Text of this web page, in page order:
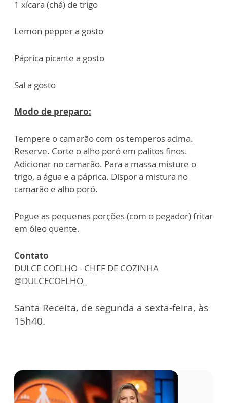
1 xícara (chá) de trigo
Lemon pepper a gosto
Páprica picante a gosto
Sal a gosto
Modo de preparo:
Tempere o camarão com os temperos acima.
Reserve. Corte o alho poró em palitos finos.
Adicionar no camarão. Para a massa misture o
trigo, a água e a páprica. Dispor a mistura no
camarão e alho poró.
Pegue as pequenas porções (com o pegador) fritar
em óleo quente.
Contato
DULCE COELHO - CHEF DE COZINHA
@DULCECOELHO_
Santa Receita, de segunda a sexta-feira, às
15h40.